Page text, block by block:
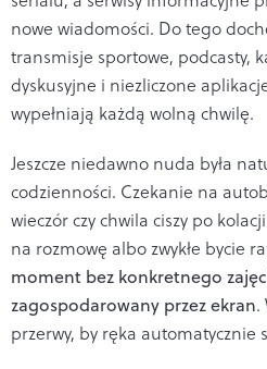
nowe wiadomości. Do tego
transmisje sportowe, podcasty,
dyskusyjne i niezliczone
wypełniają każdą wolną chwilę.
Jeszcze niedawno nuda była
codzienności. Czekanie na
wieczór czy chwila ciszy po
na rozmowę albo zwykłe bycie
moment bez konkretnego
zagospodarowany przez ekran.
przerwy, by ręka automatycznie